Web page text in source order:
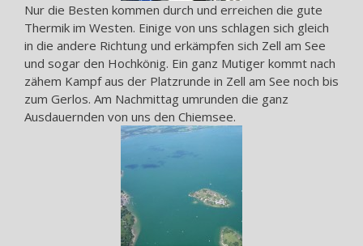
Nur die Besten kommen durch und erreichen die gute
Thermik im Westen. Einige von uns schlagen sich gleich
in die andere Richtung und erkämpfen sich Zell am See
und sogar den Hochkönig. Ein ganz Mutiger kommt nach
zähem Kampf aus der Platzrunde in Zell am See noch bis
zum Gerlos. Am Nachmittag umrunden die ganz
Ausdauernden von uns den Chiemsee.